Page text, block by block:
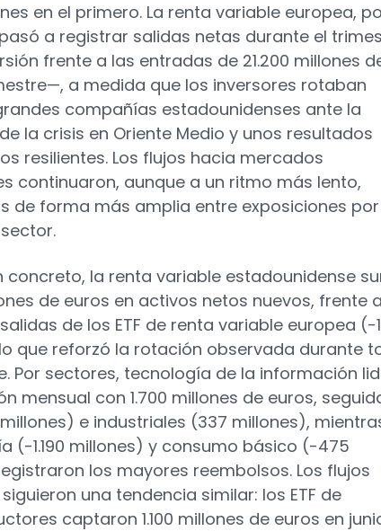
en el primero. La renta variable europea,
a registrar salidas netas durante el
frente a las entradas de 21.200 millones
a medida que los inversores rotaban
compañías estadounidenses ante la
la crisis en Oriente Medio y unos resultados
resilientes. Los flujos hacia mercados
continuaron, aunque a un ritmo más lento,
de forma más amplia entre exposiciones por
concreto, la renta variable estadounidense
de euros en activos netos nuevos, frente
de los ETF de renta variable europea (-
que reforzó la rotación observada durante
Por sectores, tecnología de la información
mensual con 1.700 millones de euros,
e industriales (337 millones),
(-1.190 millones) y consumo básico (-475
los mayores reembolsos. Los flujos
una tendencia similar: los ETF de
captaron 1.100 millones de euros en